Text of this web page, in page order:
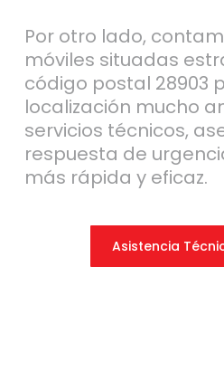
Por otro lado,
móviles situadas
código postal 28903
localización mucho
servicios técnicos,
respuesta de
más rápida y eficaz.
Asistencia